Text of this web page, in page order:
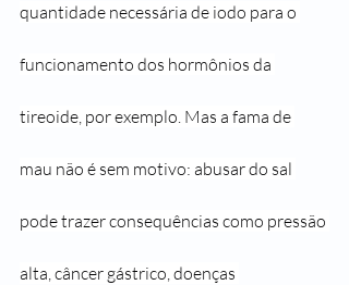
quantidade necessária de iodo para o
funcionamento dos hormônios da
tireoide, por exemplo. Mas a fama de
mau não é sem motivo: abusar do sal
pode trazer consequências como pressão
alta, câncer gástrico, doenças